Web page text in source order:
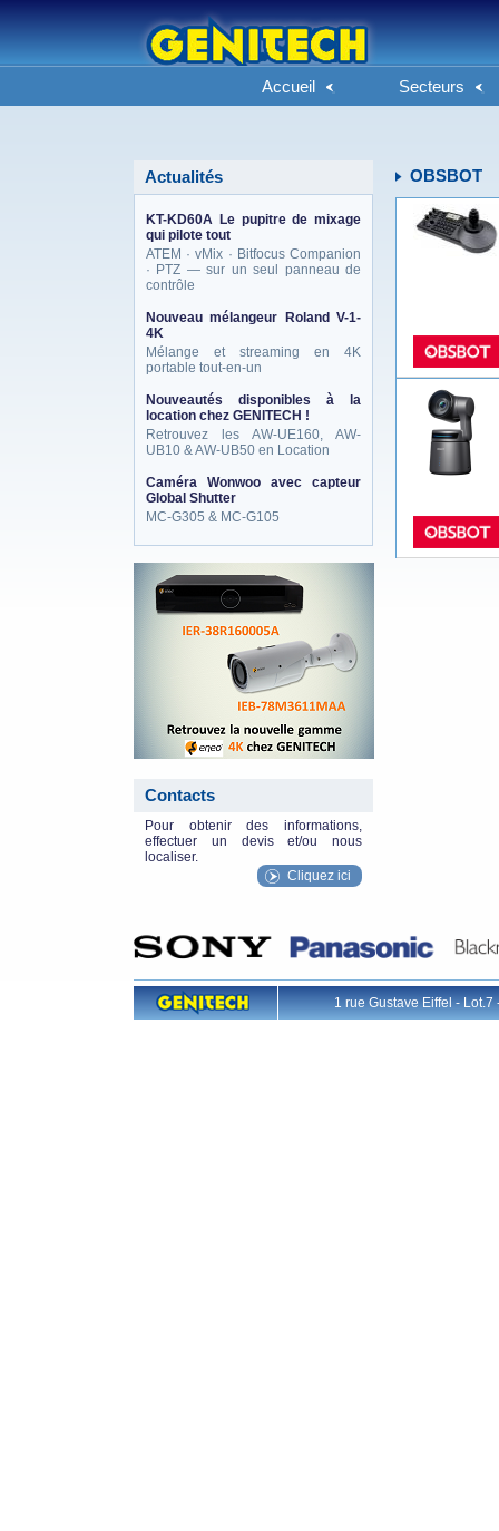
Accueil Secteurs
Actualités
KT-KD60A Le pupitre de mixage
qui pilote tout
ATEM · vMix · Bitfocus Companion
· PTZ — sur un seul panneau de
contrôle
Nouveau mélangeur Roland V-1-
4K
Mélange et streaming en 4K
portable tout-en-un
Nouveautés disponibles à la
location chez GENITECH !
Retrouvez les AW-UE160, AW-
UB10 & AW-UB50 en Location
Caméra Wonwoo avec capteur
Global Shutter
MC-G305 & MC-G105
Contacts
Pour obtenir des informations,
effectuer un devis et/ou nous
localiser.
Cliquez ici
OBSBOT
1 rue Gustave Eiffel -